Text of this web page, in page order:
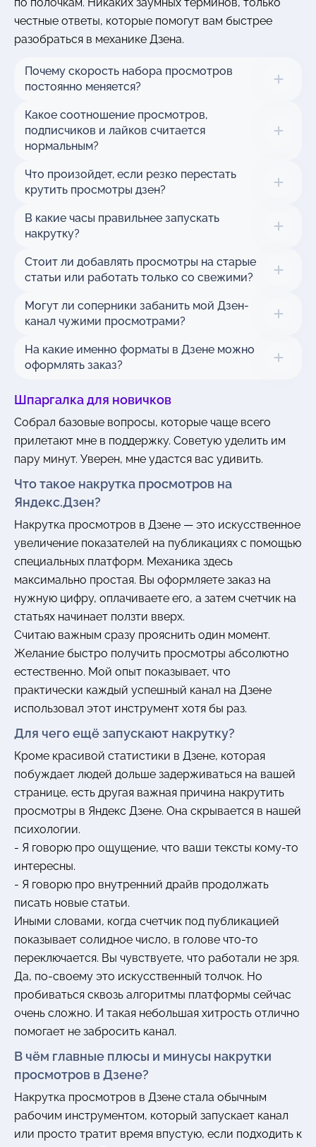
по полочкам. Никаких заумных терминов, только
честные ответы, которые помогут вам быстрее
разобраться в механике Дзена.
Почему скорость набора просмотров
постоянно меняется?
Какое соотношение просмотров,
подписчиков и лайков считается
нормальным?
Что произойдет, если резко перестать
крутить просмотры дзен?
В какие часы правильнее запускать
накрутку?
Стоит ли добавлять просмотры на старые
статьи или работать только со свежими?
Могут ли соперники забанить мой Дзен-
канал чужими просмотрами?
На какие именно форматы в Дзене можно
оформлять заказ?
Шпаргалка для новичков
Собрал базовые вопросы, которые чаще всего
прилетают мне в поддержку. Советую уделить им
пару минут. Уверен, мне удастся вас удивить.
Что такое накрутка просмотров на
Яндекс.Дзен?
Накрутка просмотров в Дзене — это искусственное
увеличение показателей на публикациях с помощью
специальных платформ. Механика здесь
максимально простая. Вы оформляете заказ на
нужную цифру, оплачиваете его, а затем счетчик на
статьях начинает ползти вверх.
Считаю важным сразу прояснить один момент.
Желание быстро получить просмотры абсолютно
естественно. Мой опыт показывает, что
практически каждый успешный канал на Дзене
использовал этот инструмент хотя бы раз.
Для чего ещё запускают накрутку?
Кроме красивой статистики в Дзене, которая
побуждает людей дольше задерживаться на вашей
странице, есть другая важная причина накрутить
просмотры в Яндекс Дзене. Она скрывается в нашей
психологии.
- Я говорю про ощущение, что ваши тексты кому-то
интересны.
- Я говорю про внутренний драйв продолжать
писать новые статьи.
Иными словами, когда счетчик под публикацией
показывает солидное число, в голове что-то
переключается. Вы чувствуете, что работали не зря.
Да, по-своему это искусственный толчок. Но
пробиваться сквозь алгоритмы платформы сейчас
очень сложно. И такая небольшая хитрость отлично
помогает не забросить канал.
В чём главные плюсы и минусы накрутки
просмотров в Дзене?
Накрутка просмотров в Дзене стала обычным
рабочим инструментом, который запускает канал
или просто тратит время впустую, если подходить к